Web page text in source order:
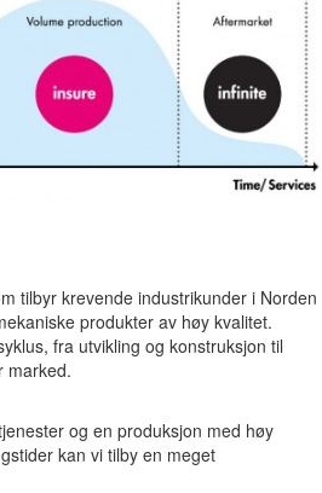
tilbyr krevende industrikunder i Norden
produkter av høy kvalitet.
fra utvikling og konstruksjon til
marked.
og en produksjon med høy
kan vi tilby en meget